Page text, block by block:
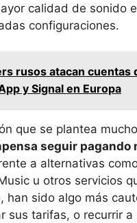
calidad de sonido
configuraciones.
rusos atacan cuentas
y Signal en Europa
que se plantea
seguir pagando
a alternativas
u otros servicios
han sido algo más
sus tarifas, o recurrir a